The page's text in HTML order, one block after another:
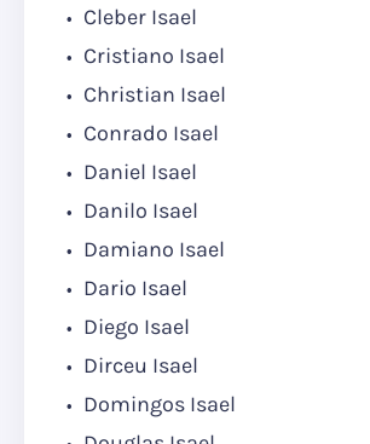
Cleber Isael
Cristiano Isael
Christian Isael
Conrado Isael
Daniel Isael
Danilo Isael
Damiano Isael
Dario Isael
Diego Isael
Dirceu Isael
Domingos Isael